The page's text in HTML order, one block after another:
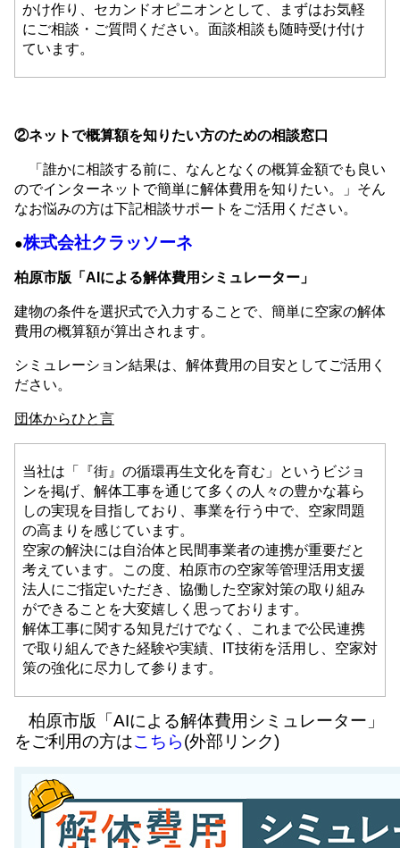
かけ作り、セカンドオピニオンとして、まずはお気軽
にご相談・ご質問ください。面談相談も随時受け付け
ています。
②ネットで概算額を知りたい方のための相談窓口
「誰かに相談する前に、なんとなくの概算金額でも良い
のでインターネットで簡単に解体費用を知りたい。」そん
なお悩みの方は下記相談サポートをご活用ください。
●株式会社クラッソーネ
柏原市版「AIによる解体費用シミュレーター」
建物の条件を選択式で入力することで、簡単に空家の解体
費用の概算額が算出されます。
シミュレーション結果は、解体費用の目安としてご活用く
ださい。
団体からひと言
当社は「『街』の循環再生文化を育む」というビジョ
ンを掲げ、解体工事を通じて多くの人々の豊かな暮ら
しの実現を目指しており、事業を行う中で、空家問題
の高まりを感じています。
空家の解決には自治体と民間事業者の連携が重要だと
考えています。この度、柏原市の空家等管理活用支援
法人にご指定いただき、協働した空家対策の取り組み
ができることを大変嬉しく思っております。
解体工事に関する知見だけでなく、これまで公民連携
で取り組んできた経験や実績、IT技術を活用し、空家対
策の強化に尽力して参ります。
柏原市版「AIによる解体費用シミュレーター」
をご利用の方はこちら(外部リンク)